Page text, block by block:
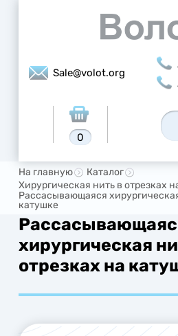
Sale@volot.org
0
На главную
Каталог
Хирургическая нить в отрезках
Рассасывающаяся
катушке
хирургическая
отрезках на